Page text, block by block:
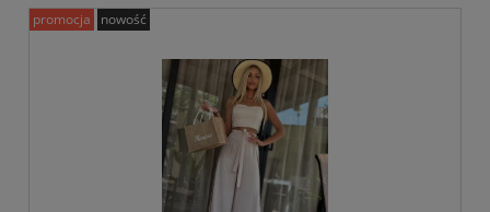
promocja nowość